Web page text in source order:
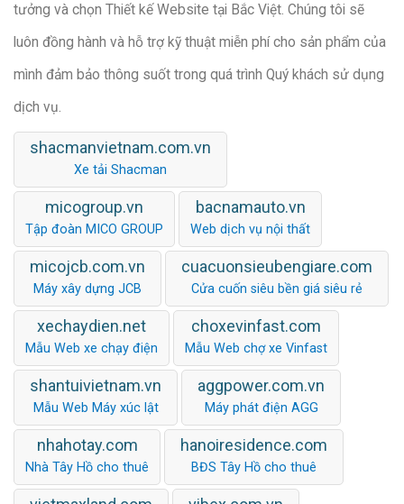
tưởng và chọn Thiết kế Website tại Bắc Việt. Chúng tôi sẽ
luôn đồng hành và hỗ trợ kỹ thuật miễn phí cho sản phẩm của
mình đảm bảo thông suốt trong quá trình Quý khách sử dụng
dịch vụ.
shacmanvietnam.com.vn
Xe tải Shacman
micogroup.vn
Tập đoàn MICO GROUP
bacnamauto.vn
Web dịch vụ nội thất
micojcb.com.vn
Máy xây dựng JCB
cuacuonsieubengiare.com
Cửa cuốn siêu bền giá siêu rẻ
xechaydien.net
Mẫu Web xe chạy điện
choxevinfast.com
Mẫu Web chợ xe Vinfast
shantuivietnam.vn
Mẫu Web Máy xúc lật
aggpower.com.vn
Máy phát điện AGG
nhahotay.com
Nhà Tây Hồ cho thuê
hanoiresidence.com
BĐS Tây Hồ cho thuê